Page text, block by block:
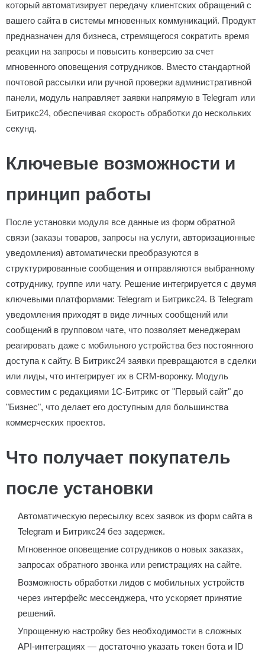
который автоматизирует передачу клиентских обращений с
вашего сайта в системы мгновенных коммуникаций. Продукт
предназначен для бизнеса, стремящегося сократить время
реакции на запросы и повысить конверсию за счет
мгновенного оповещения сотрудников. Вместо стандартной
почтовой рассылки или ручной проверки административной
панели, модуль направляет заявки напрямую в Telegram или
Битрикс24, обеспечивая скорость обработки до нескольких
секунд.
Ключевые возможности и
принцип работы
После установки модуля все данные из форм обратной
связи (заказы товаров, запросы на услуги, авторизационные
уведомления) автоматически преобразуются в
структурированные сообщения и отправляются выбранному
сотруднику, группе или чату. Решение интегрируется с двумя
ключевыми платформами: Telegram и Битрикс24. В Telegram
уведомления приходят в виде личных сообщений или
сообщений в групповом чате, что позволяет менеджерам
реагировать даже с мобильного устройства без постоянного
доступа к сайту. В Битрикс24 заявки превращаются в сделки
или лиды, что интегрирует их в CRM-воронку. Модуль
совместим с редакциями 1С-Битрикс от "Первый сайт" до
"Бизнес", что делает его доступным для большинства
коммерческих проектов.
Что получает покупатель
после установки
Автоматическую пересылку всех заявок из форм сайта в
Telegram и Битрикс24 без задержек.
Мгновенное оповещение сотрудников о новых заказах,
запросах обратного звонка или регистрациях на сайте.
Возможность обработки лидов с мобильных устройств
через интерфейс мессенджера, что ускоряет принятие
решений.
Упрощенную настройку без необходимости в сложных
API-интеграциях — достаточно указать токен бота и ID